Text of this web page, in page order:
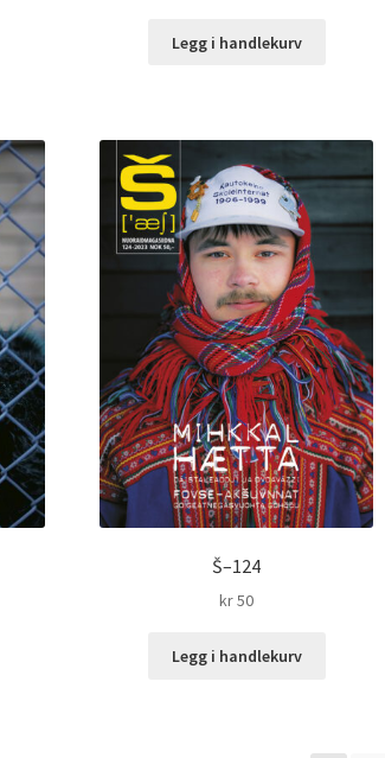
Legg i handlekurv
Š–124
kr50
Legg i handlekurv